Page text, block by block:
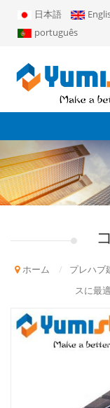
日本語
português
ホーム / プレハブ
スに最